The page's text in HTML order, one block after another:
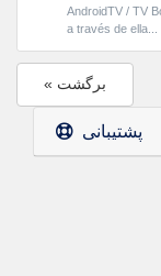
AndroidTV / TV
a través de ella...
« برگشت
پشتیبانی